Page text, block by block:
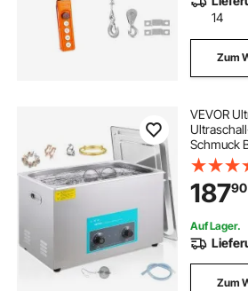
14
Zum
VEVOR
Schmuck
18790
Auf Lager.
Zum